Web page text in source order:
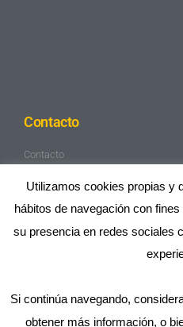
Contacto
Contacto
2025 OPTIMACASA® ES
Utilizamos cookies propias y
hábitos de navegación con
su presencia en redes sociales
Si continúa navegando,
obtener más información, o